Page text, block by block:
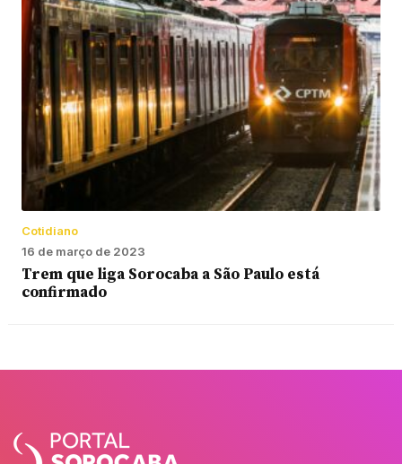
Cotidiano
16 de março de 2023
Trem que liga Sorocaba a São Paulo está
confirmado